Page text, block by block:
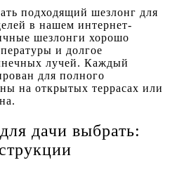
подходящий шезлонг для
в нашем интернет-
шезлонги хорошо
и долгое
лучей. Каждый
для полного
на открытых террасах или
дачи выбрать: